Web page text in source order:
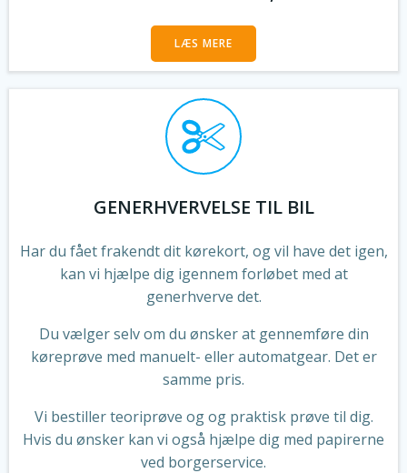
LÆS MERE
GENERHVERVELSE TIL BIL
Har du fået frakendt dit kørekort, og vil have det igen,
kan vi hjælpe dig igennem forløbet med at
generhverve det.
Du vælger selv om du ønsker at gennemføre din
køreprøve med manuelt- eller automatgear. Det er
samme pris.
Vi bestiller teoriprøve og og praktisk prøve til dig.
Hvis du ønsker kan vi også hjælpe dig med papirerne
ved borgerservice.